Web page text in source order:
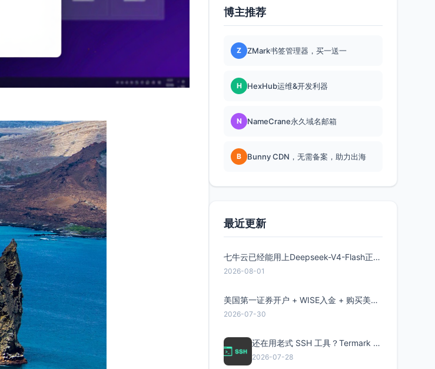
博主推荐
Z ZMark书签管理器，买一送一
H HexHub运维&开发利器
N NameCrane永久域名邮箱
B Bunny CDN，无需备案，助力出海
最近更新
七牛云已经能用上Deepseek-V4-Flash正式版了，点此领取300万Token
2026-08-01
美国第一证券开户 + WISE入金 + 购买美股全流程分享
2026-07-30
还在用老式 SSH 工具？Termark 新一代跨平台智能SSH客户端了解一下
2026-07-28